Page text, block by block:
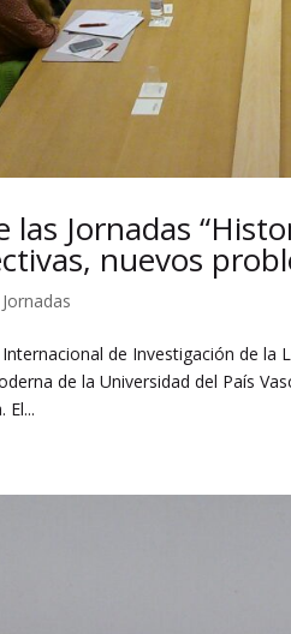
las Jornadas
nuevos
Jornadas
de Investigación de la
de la Universidad del País
El...